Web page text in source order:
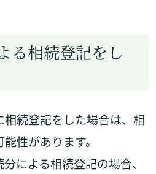
る相続登記をし
続登記をした場合は、相
性があります。
による相続登記の場合、